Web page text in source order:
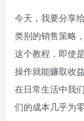
今天，我要分享
类别的销售策略
这个教程，即使
操作就能赚取收
在日常生活中我
们的成本几乎为